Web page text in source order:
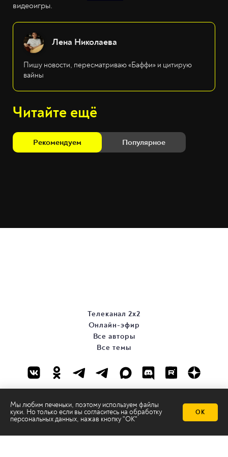
видеоигры.
Лена Николаева
Пишу новости, пересматриваю «Баффи» и цитирую
вайны
Читайте ещё
Рекомендуем Популярное
Мы любим печеньки, поэтому используем файлы
куки. Но только если вы согласитесь на обработку
персональных данных, нажав кнопку "ОК"
ОК
Телеканал 2х2
Онлайн-эфир
Все авторы
Все темы
© ООО «ТРК «2Х2», 2026
Правовая информация